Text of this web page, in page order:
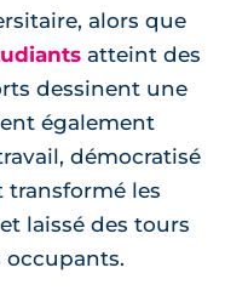
alors que
atteint des
dessinent une
également
démocratisé
transformé les
laissé des tours
occupants.